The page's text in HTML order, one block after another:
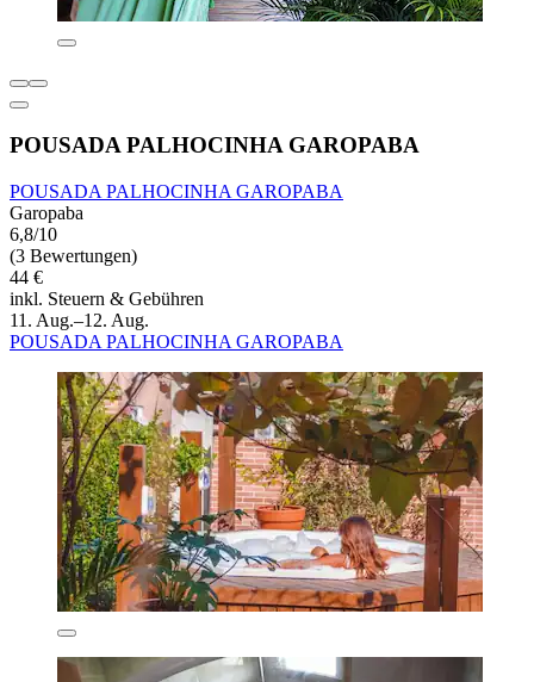
POUSADA PALHOCINHA GAROPABA
POUSADA PALHOCINHA GAROPABA
Garopaba
6,8/10
(3 Bewertungen)
44 €
inkl. Steuern & Gebühren
11. Aug.–12. Aug.
POUSADA PALHOCINHA GAROPABA